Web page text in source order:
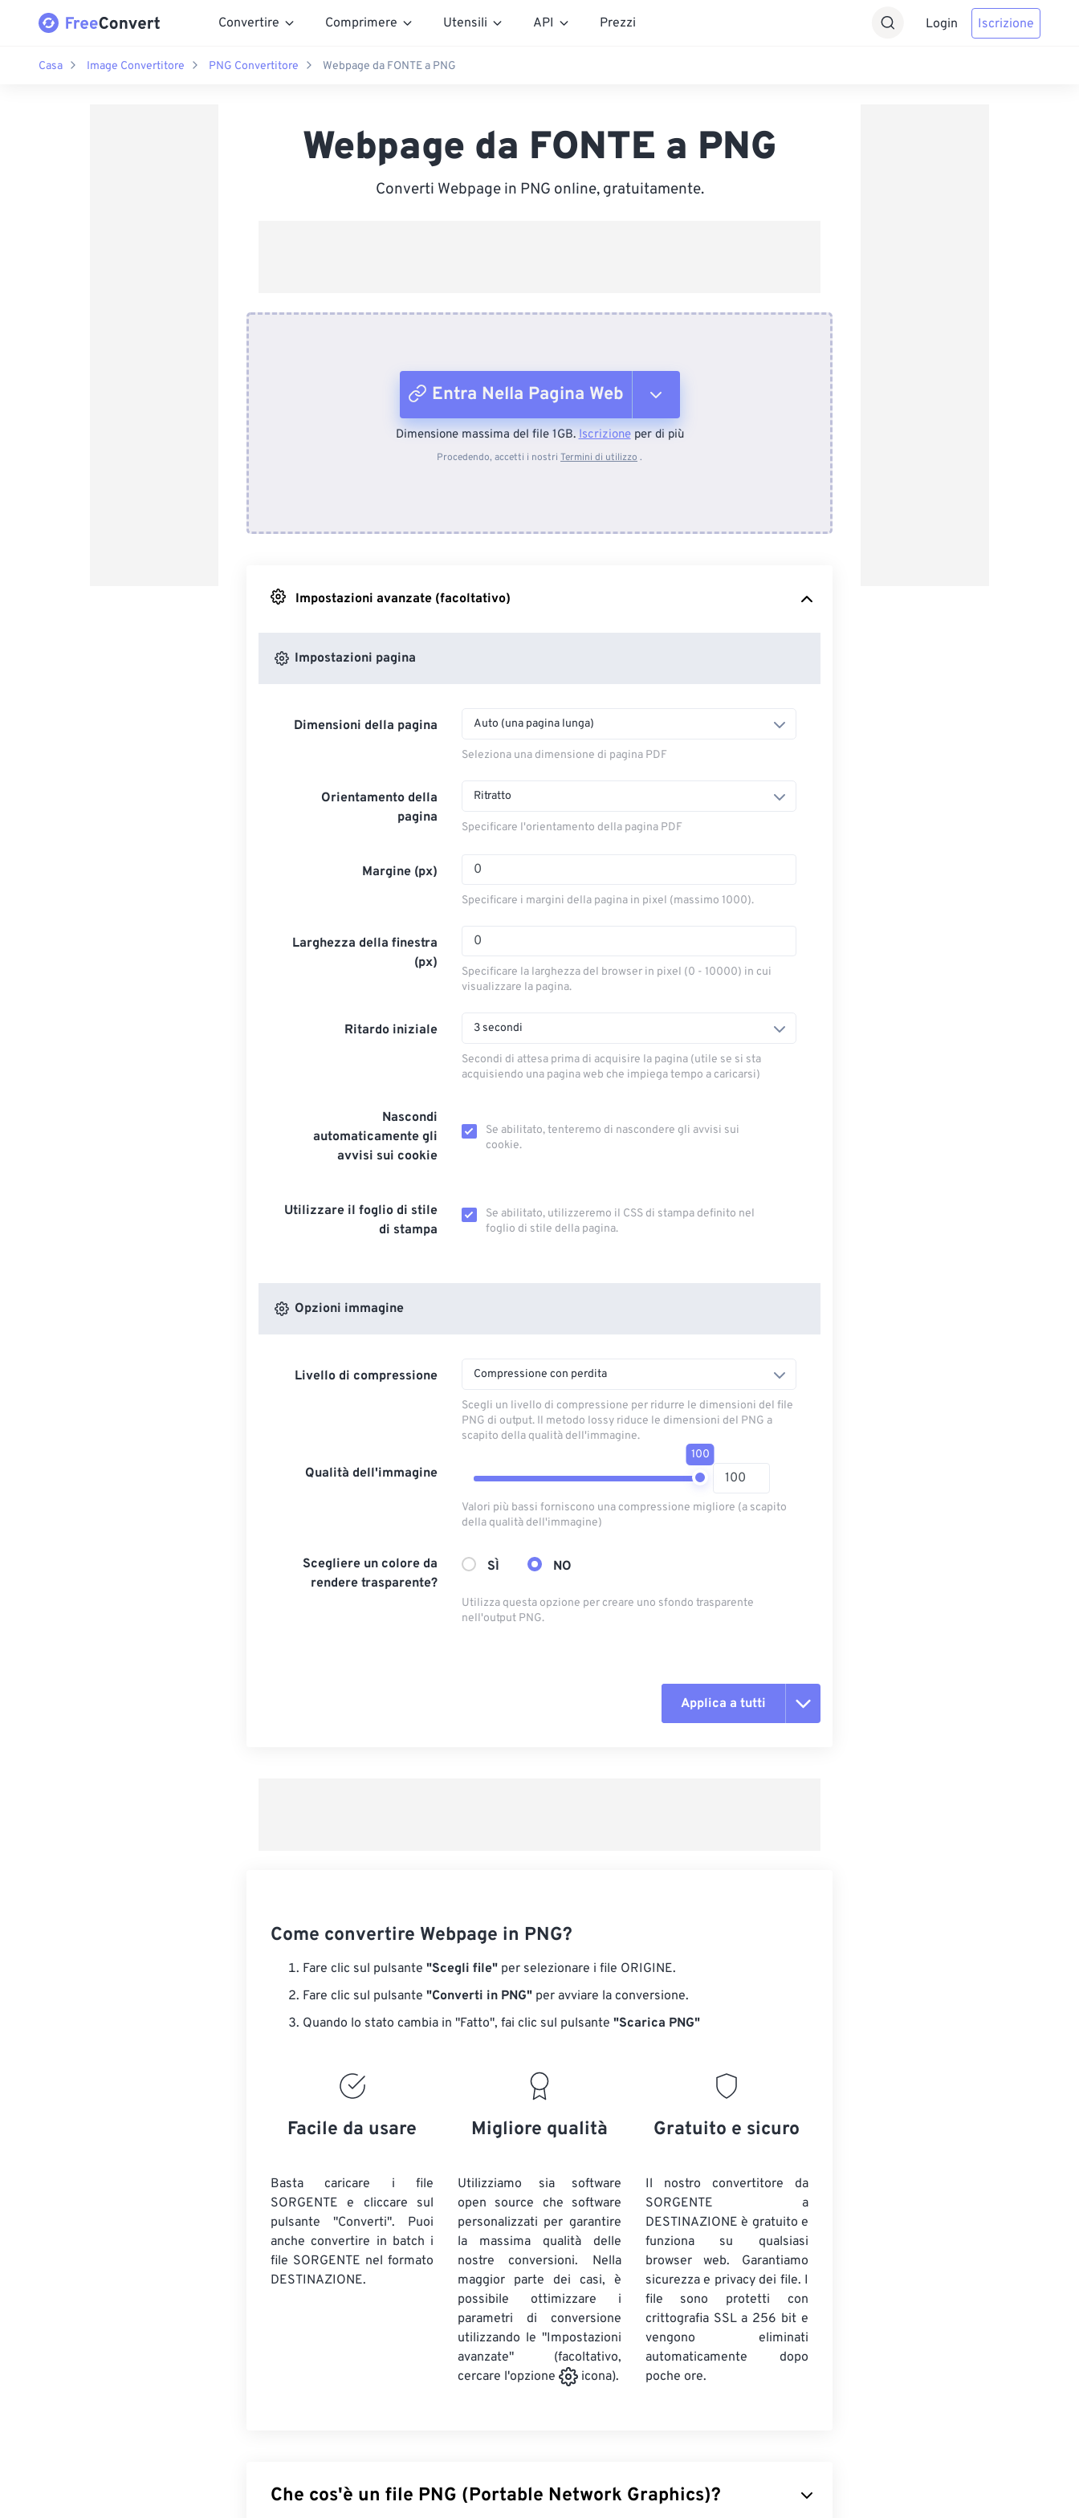
Convertire Comprimere Utensili API Prezzi Login Iscrizione
Casa Image Convertitore PNG Convertitore Webpage da FONTE a PNG
Webpage da FONTE a PNG
Converti Webpage in PNG online, gratuitamente.
Entra Nella Pagina Web
Dimensione massima del file 1GB.Iscrizioneper di più
Procedendo, accetti i nostri Termini di utilizzo .
Impostazioni avanzate (facoltativo)
Impostazioni pagina
Dimensioni della pagina Auto (una pagina lunga)
Seleziona una dimensione di pagina PDF
Orientamento della
pagina
Ritratto
Specificare l'orientamento della pagina PDF
Margine (px)
Specificare i margini della pagina in pixel (massimo 1000).
Larghezza della finestra
(px)
Specificare la larghezza del browser in pixel (0 - 10000) in cui
visualizzare la pagina.
Ritardo iniziale 3 secondi
Secondi di attesa prima di acquisire la pagina (utile se si sta
acquisiendo una pagina web che impiega tempo a caricarsi)
Nascondi
automaticamente gli
avvisi sui cookie
Se abilitato, tenteremo di nascondere gli avvisi sui
cookie.
Utilizzare il foglio di stile
di stampa
Se abilitato, utilizzeremo il CSS di stampa definito nel
foglio di stile della pagina.
Opzioni immagine
Livello di compressione Compressione con perdita
Scegli un livello di compressione per ridurre le dimensioni del file
PNG di output. Il metodo lossy riduce le dimensioni del PNG a
scapito della qualità dell'immagine.
Qualità dell'immagine
100
Valori più bassi forniscono una compressione migliore (a scapito
della qualità dell'immagine)
Scegliere un colore da
rendere trasparente?
SÌ NO
Utilizza questa opzione per creare uno sfondo trasparente
nell'output PNG.
Applica a tutti
Come convertire Webpage in PNG?
Fare clic sul pulsante "Scegli file" per selezionare i file ORIGINE.
Fare clic sul pulsante "Converti in PNG" per avviare la conversione.
Quando lo stato cambia in "Fatto", fai clic sul pulsante "Scarica PNG"
Facile da usare
Basta caricare i file
SORGENTE e cliccare sul
pulsante "Converti". Puoi
anche convertire in batch i
file SORGENTE nel formato
DESTINAZIONE.
Migliore qualità
Utilizziamo sia software
open source che software
personalizzati per garantire
la massima qualità delle
nostre conversioni. Nella
maggior parte dei casi, è
possibile ottimizzare i
parametri di conversione
utilizzando le "Impostazioni
avanzate" (facoltativo,
cercare l'opzione
icona).
Gratuito e sicuro
Il nostro convertitore da
SORGENTE a
DESTINAZIONE è gratuito e
funziona su qualsiasi
browser web. Garantiamo
sicurezza e privacy dei file. I
file sono protetti con
crittografia SSL a 256 bit e
vengono eliminati
automaticamente dopo
poche ore.
Che cos'è un file PNG (Portable Network Graphics)?